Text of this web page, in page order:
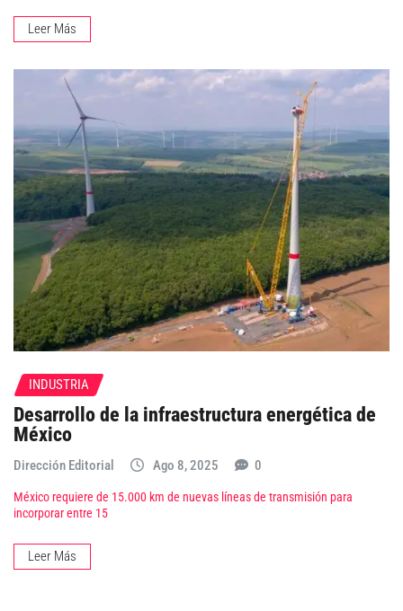
Leer Más
INDUSTRIA
Desarrollo de la infraestructura energética de
México
Dirección Editorial Ago 8, 2025 0
México requiere de 15.000 km de nuevas líneas de transmisión para
incorporar entre 15
Leer Más